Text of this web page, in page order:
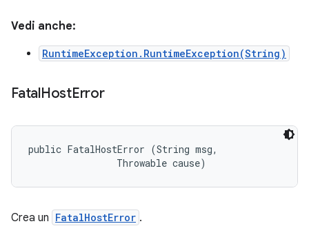
Vedi anche:
RuntimeException.RuntimeException(String)
FatalHostError
public FatalHostError (String msg,
                Throwable cause)
Crea un FatalHostError .